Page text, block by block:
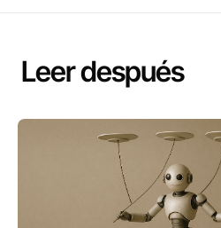
Leer después